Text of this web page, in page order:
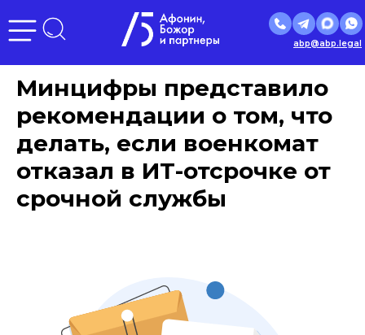
abp@abp.legal
Минцифры представило
рекомендации о том, что
делать, если военкомат
отказал в ИТ-отсрочке от
срочной службы